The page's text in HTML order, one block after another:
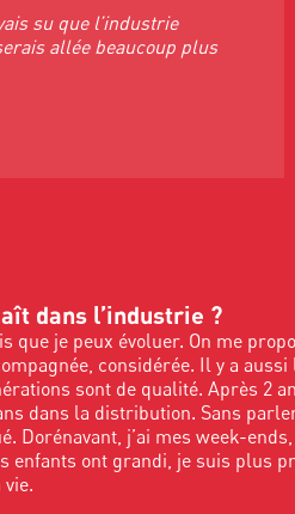
su que l’industrie
allée beaucoup plus
dans l’industrie ?
que je peux évoluer. On me
considérée. Il y a aussi
sont de qualité. Après 2
dans la distribution. Sans
Dorénavant, j’ai mes week-
enfants ont grandi, je suis plus